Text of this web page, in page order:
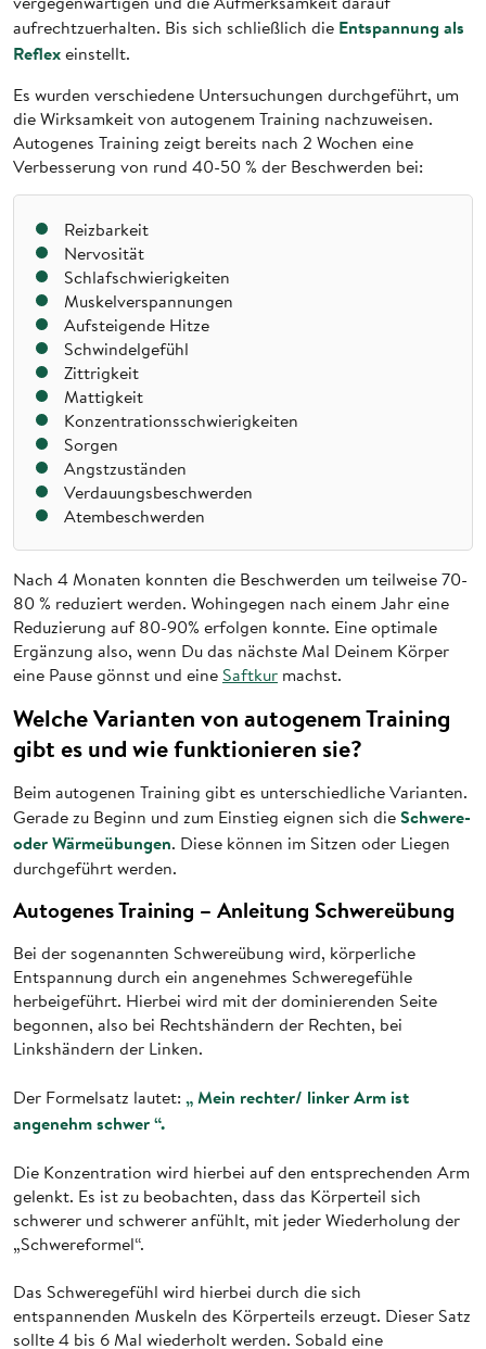
aufrechtzuerhalten. Bis sich schließlich die Entspannung als
Reflexeinstellt.
Es wurden verschiedene Untersuchungen durchgeführt, um
die Wirksamkeit von autogenem Training nachzuweisen.
Autogenes Training zeigt bereits nach 2 Wochen eine
Verbesserung von rund 40-50 % der Beschwerden bei:
Reizbarkeit
Nervosität
Schlafschwierigkeiten
Muskelverspannungen
Aufsteigende Hitze
Schwindelgefühl
Zittrigkeit
Mattigkeit
Konzentrationsschwierigkeiten
Sorgen
Angstzuständen
Verdauungsbeschwerden
Atembeschwerden
Nach 4 Monaten konnten die Beschwerden um teilweise 70-
80 % reduziert werden. Wohingegen nach einem Jahr eine
Reduzierung auf 80-90% erfolgen konnte. Eine optimale
Ergänzung also, wenn Du das nächste Mal Deinem Körper
eine Pause gönnst und eine Saftkur machst.
Welche Varianten von autogenem Training
gibt es und wie funktionieren sie?
Beim autogenen Training gibt es unterschiedliche Varianten.
Gerade zu Beginn und zum Einstieg eignen sich dieSchwere-
oder Wärmeübungen. Diese können im Sitzen oder Liegen
durchgeführt werden.
Autogenes Training – Anleitung Schwereübung
Bei der sogenannten Schwereübung wird, körperliche
Entspannung durch ein angenehmes Schweregefühle
herbeigeführt. Hierbei wird mit der dominierenden Seite
begonnen, also bei Rechtshändern der Rechten, bei
Linkshändern der Linken.
Der Formelsatz lautet: „ Mein rechter/ linker Arm ist
angenehm schwer “.
Die Konzentration wird hierbei auf den entsprechenden Arm
gelenkt. Es ist zu beobachten, dass das Körperteil sich
schwerer und schwerer anfühlt, mit jeder Wiederholung der
„Schwereformel“.
Das Schweregefühl wird hierbei durch die sich
entspannenden Muskeln des Körperteils erzeugt. Dieser Satz
sollte 4 bis 6 Mal wiederholt werden. Sobald eine